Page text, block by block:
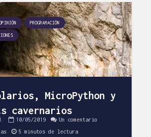
PROGRAMACIÓN
MicroPython y
cavernarios
10/05/2019 Un comentario
5 minutos de lectura